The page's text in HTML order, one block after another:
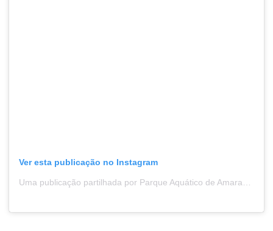
Ver esta publicação no Instagram